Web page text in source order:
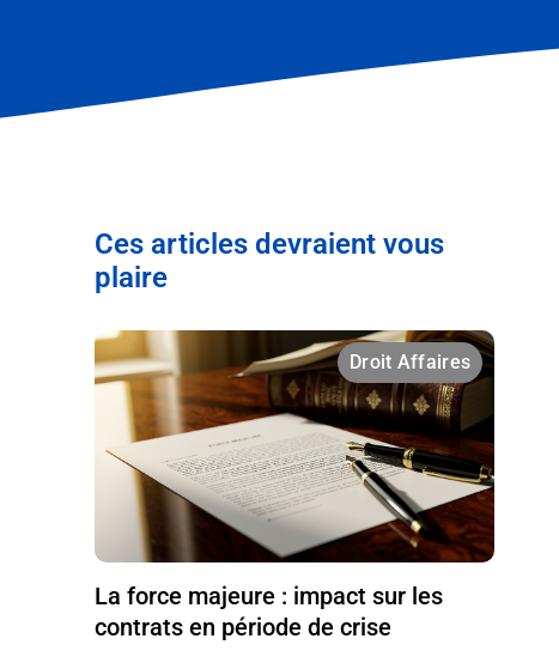
Ces articles devraient vous
plaire
Droit Affaires
La force majeure : impact sur les
contrats en période de crise